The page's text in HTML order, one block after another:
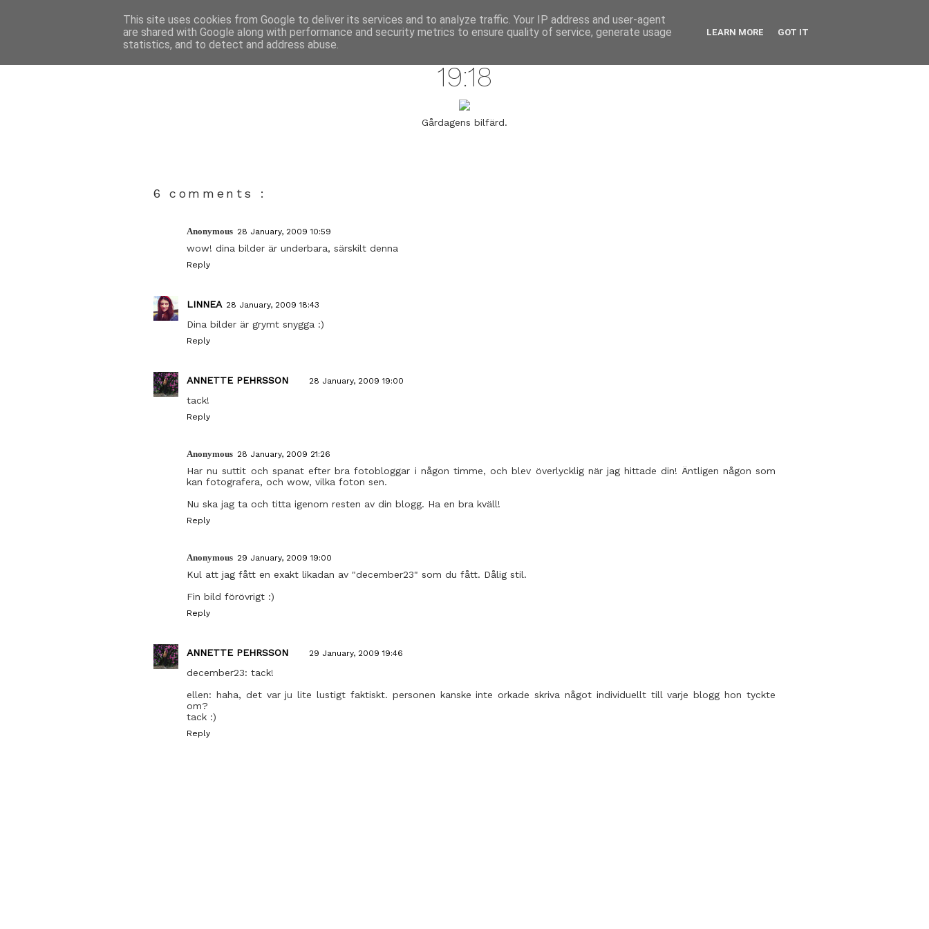
19:18
Gårdagens bilfärd.
6 comments :
Anonymous 28 January, 2009 10:59
wow! dina bilder är underbara, särskilt denna
Reply
LINNEA 28 January, 2009 18:43
Dina bilder är grymt snygga :)
Reply
ANNETTE PEHRSSON 28 January, 2009 19:00
tack!
Reply
Anonymous 28 January, 2009 21:26
Har nu suttit och spanat efter bra fotobloggar i någon timme, och blev överlycklig när jag hittade din! Äntligen någon som
kan fotografera, och wow, vilka foton sen.
Nu ska jag ta och titta igenom resten av din blogg. Ha en bra kväll!
Reply
Anonymous 29 January, 2009 19:00
Kul att jag fått en exakt likadan av "december23" som du fått. Dålig stil.
Fin bild förövrigt :)
Reply
ANNETTE PEHRSSON 29 January, 2009 19:46
december23: tack!
ellen: haha, det var ju lite lustigt faktiskt. personen kanske inte orkade skriva något individuellt till varje blogg hon tyckte
om?
tack :)
Reply
This site uses cookies from Google to deliver its services and to analyze traffic. Your IP address and user-agent
are shared with Google along with performance and security metrics to ensure quality of service, generate usage
statistics, and to detect and address abuse.
LEARN MORE GOT IT